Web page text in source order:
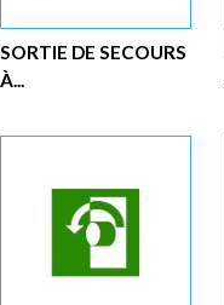
SORTIE DE SECOURS
À...